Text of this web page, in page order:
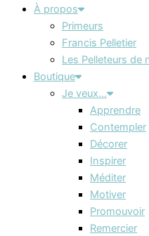
À propos
Primeurs
Francis Pelletier
Les Pelleteurs de
Boutique
Je veux…
Apprendre
Contempler
Décorer
Inspirer
Méditer
Motiver
Promouvoir
Remercier